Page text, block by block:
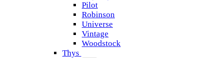
Pilot
Robinson
Universe
Vintage
Woodstock
Thys